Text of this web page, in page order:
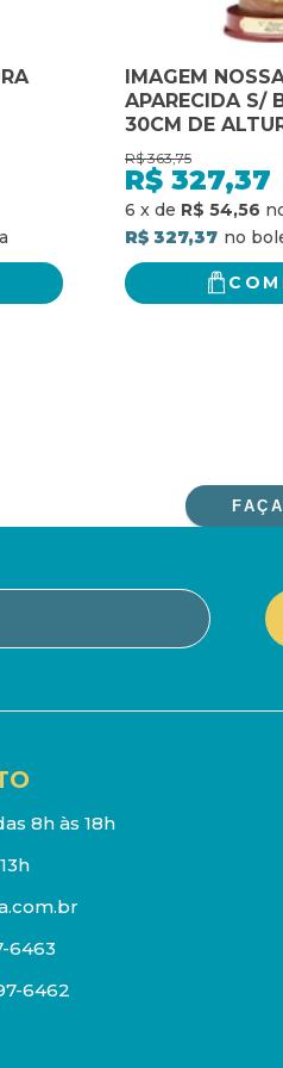
IMAGEM
APARECIDA S/
30CM DE
R$ 363,75
R$ 327,37
6 x de R$ 54,56
R$ 327,37
8h às 18h
6463
6462